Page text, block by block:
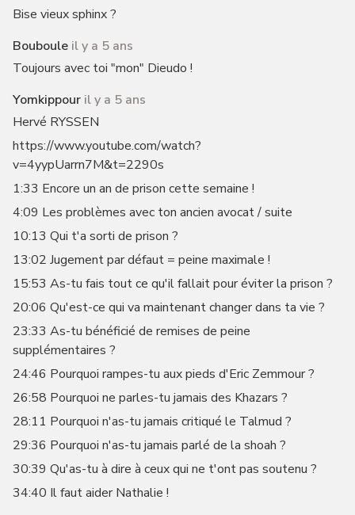
Bise vieux sphinx ?
Bouboule il y a 5 ans
Toujours avec toi "mon" Dieudo !
Yomkippour il y a 5 ans
Hervé RYSSEN
https://www.youtube.com/watch?
v=4yypUarrn7M&t=2290s
1:33 Encore un an de prison cette semaine !
4:09 Les problèmes avec ton ancien avocat / suite
10:13 Qui t'a sorti de prison ?
13:02 Jugement par défaut = peine maximale !
15:53 As-tu fais tout ce qu'il fallait pour éviter la prison ?
20:06 Qu'est-ce qui va maintenant changer dans ta vie ?
23:33 As-tu bénéficié de remises de peine
supplémentaires ?
24:46 Pourquoi rampes-tu aux pieds d'Eric Zemmour ?
26:58 Pourquoi ne parles-tu jamais des Khazars ?
28:11 Pourquoi n'as-tu jamais critiqué le Talmud ?
29:36 Pourquoi n'as-tu jamais parlé de la shoah ?
30:39 Qu'as-tu à dire à ceux qui ne t'ont pas soutenu ?
34:40 Il faut aider Nathalie !